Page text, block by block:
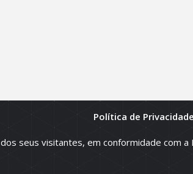
Política de Privacidade
seus visitantes, em conformidade com a